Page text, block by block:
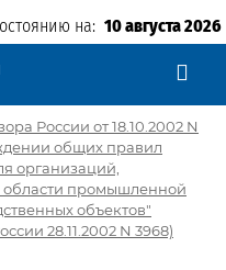
на: 10 августа 2026
России от 18.10.2002 N
общих правил
организаций,
области промышленной
объектов"
28.11.2002 N 3968)